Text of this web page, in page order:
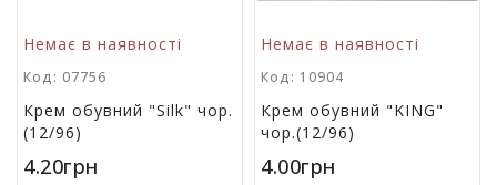
я
д
п
о
ч
Немає в наявності
Код: 07756
Крем обувний "Silk" чор.
(12/96)
4.20грн
Немає в наявності
Код: 10904
Крем обувний "KING"
чор.(12/96)
4.00грн